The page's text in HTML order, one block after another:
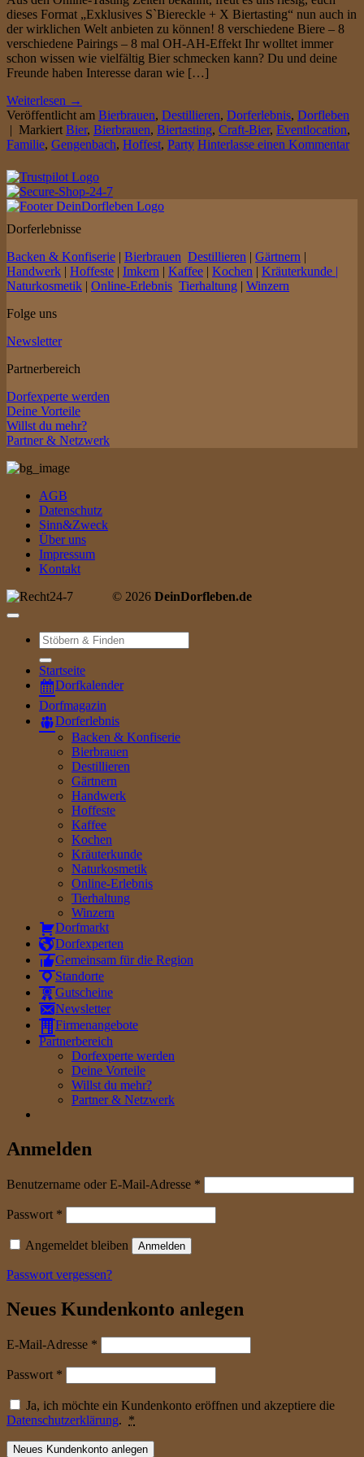
dieses Format „Exklusives S`Biereckle + X Biertasting“ nun auch in
der wirklichen Welt anbieten zu können! 8 verschiedene Biere – 8
verschiedene Pairings – 8 mal OH-AH-Effekt Ihr wolltet immer
schon wissen wie vielfältig Bier schmecken kann? Du und deine
Freunde haben Interesse daran wie […]
Weiterlesen →
Veröffentlicht am Bierbrauen, Destillieren, Dorferlebnis, Dorfleben
| Markiert Bier, Bierbrauen, Biertasting, Craft-Bier, Eventlocation,
Familie, Gengenbach, Hoffest, Party Hinterlasse einen Kommentar
Dorferlebnisse
Backen & Konfiserie | Bierbrauen Destillieren | Gärtnern |
Handwerk | Hoffeste | Imkern | Kaffee | Kochen | Kräuterkunde |
Naturkosmetik | Online-Erlebnis Tierhaltung | Winzern
Folge uns
Newsletter
Partnerbereich
Dorfexperte werden
Deine Vorteile
Willst du mehr?
Partner & Netzwerk
AGB
Datenschutz
Sinn&Zweck
Über uns
Impressum
Kontakt
© 2026 DeinDorfleben.de
Suche
nach:
Startseite
Dorfkalender
Dorfmagazin
Dorferlebnis
Backen & Konfiserie
Bierbrauen
Destillieren
Gärtnern
Handwerk
Hoffeste
Kaffee
Kochen
Kräuterkunde
Naturkosmetik
Online-Erlebnis
Tierhaltung
Winzern
Dorfmarkt
Dorfexperten
Gemeinsam für die Region
Standorte
Gutscheine
Newsletter
Firmenangebote
Partnerbereich
Dorfexperte werden
Deine Vorteile
Willst du mehr?
Partner & Netzwerk
Anmelden
Benutzername oder E-Mail-Adresse *
Passwort *
Angemeldet bleiben Anmelden
Passwort vergessen?
Neues Kundenkonto anlegen
E-Mail-Adresse *
Passwort *
Ja, ich möchte ein Kundenkonto eröffnen und akzeptiere die
Datenschutzerklärung. *
Neues Kundenkonto anlegen